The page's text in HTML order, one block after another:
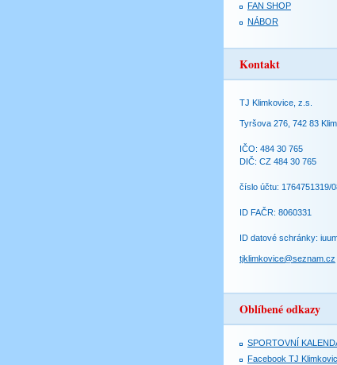
FAN SHOP
NÁBOR
Kontakt
TJ Klimkovice, z.s.
Tyršova 276, 742 83
IČO: 484 30 765
DIČ: CZ 484 30 765
číslo účtu: 1764751319/
ID FAČR: 8060331
ID datové schránky:
tjklimkovice@seznam.cz
Oblíbené odkazy
SPORTOVNÍ
Facebook TJ